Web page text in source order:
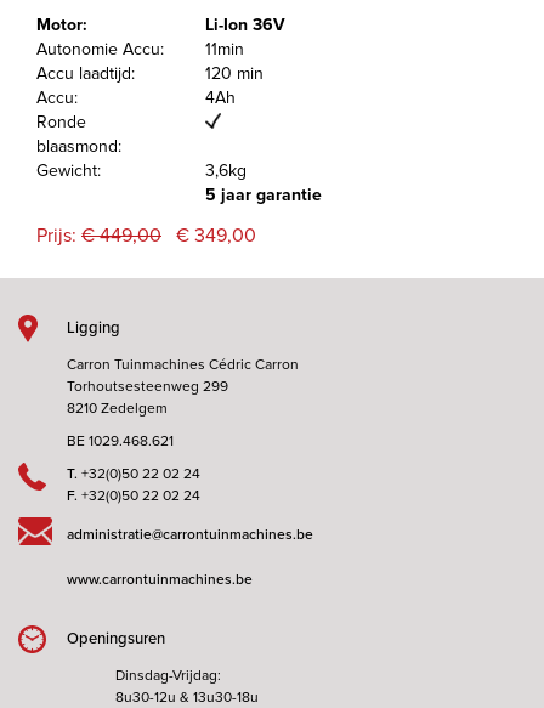
Motor:
Li-Ion 36V
Autonomie Accu:
11min
Accu laadtijd:
120 min
Accu:
4Ah
Ronde
blaasmond:
Gewicht:
3,6kg
5 jaar garantie
Prijs: € 449,00 € 349,00
Ligging
Carron Tuinmachines Cédric Carron
Torhoutsesteenweg 299
8210 Zedelgem
BE 1029.468.621
T. +32(0)50 22 02 24
F. +32(0)50 22 02 24
administratie@carrontuinmachines.be
www.carrontuinmachines.be
Openingsuren
Dinsdag-Vrijdag:
8u30-12u & 13u30-18u